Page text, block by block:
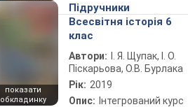
показати
обкладинку
Підручники
Всесвітня історія 6
клас
Автори:
І. Я. Щупак, І. О.
Піскарьова, О.В. Бурлака
Рік: 2019
Опис: Інтегрований курс